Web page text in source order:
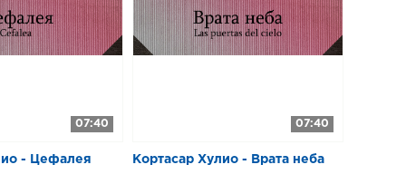
07:40
- Цефалея
07:40
Кортасар Хулио - Врата неба